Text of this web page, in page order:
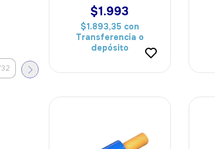
$1.993
$1.893,35 con
Transferencia o
depósito